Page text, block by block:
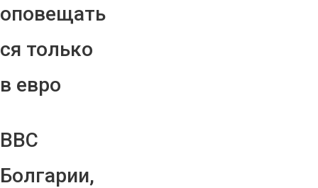
оповещать
ся только
в евро
ВВС
Болгарии,